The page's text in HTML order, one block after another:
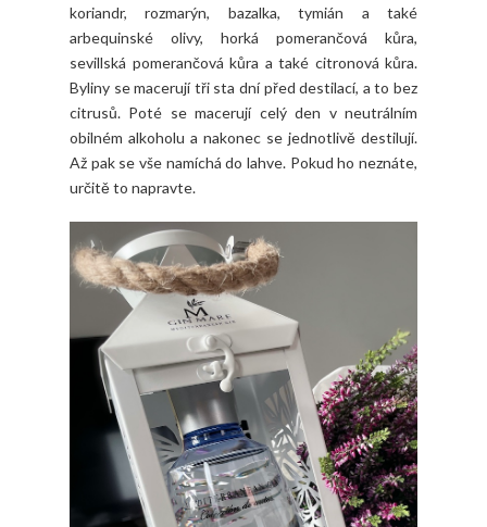
koriandr, rozmarýn, bazalka, tymián a také
arbequinské olivy, horká pomerančová kůra,
sevillská pomerančová kůra a také citronová kůra.
Byliny se macerují tři sta dní před destilací, a to bez
citrusů. Poté se macerují celý den v neutrálním
obilném alkoholu a nakonec se jednotlivě destilují.
Až pak se vše namíchá do lahve. Pokud ho neznáte,
určitě to napravte.